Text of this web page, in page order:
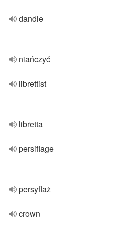
dandle
niańczyć
librettist
libretta
persiflage
persyflaż
crown